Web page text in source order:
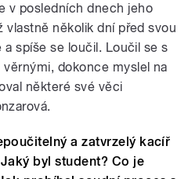
v posledních dnech jeho
vlastně několik dní před svou
spíše se loučil. Loučil se s
věrnými, dokonce myslel na
některé své věci
a zatvrzelý kacíř
byl student? Co je